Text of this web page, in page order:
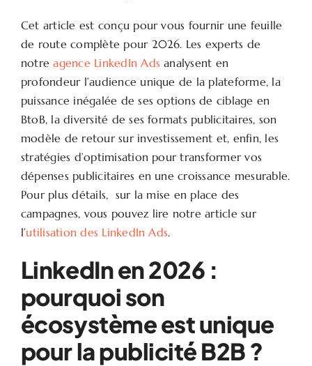
Cet article est conçu pour vous fournir une feuille
de route complète pour 2026. Les experts de
notreagence LinkedIn Ads analysent en
profondeur l’audience unique de la plateforme, la
puissance inégalée de ses options de ciblage en
BtoB, la diversité de ses formats publicitaires, son
modèle de retour sur investissement et, enfin, les
stratégies d’optimisation pour transformer vos
dépenses publicitaires en une croissance mesurable.
Pour plus détails, sur la mise en place des
campagnes, vous pouvez lire notre article sur
l’utilisation des LinkedIn Ads.
LinkedIn en 2026 :
pourquoi son
écosystème est unique
pour la publicité B2B ?